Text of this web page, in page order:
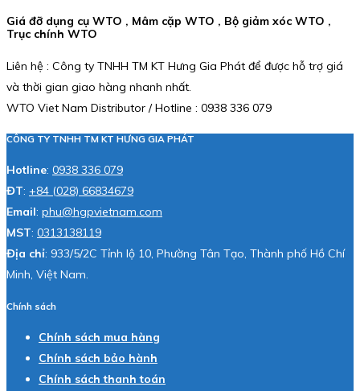
Giá đỡ dụng cụ WTO , Mâm cặp WTO , Bộ giảm xóc WTO ,
Trục chính WTO
Liên hệ : Công ty TNHH TM KT Hưng Gia Phát để được hỗ trợ giá
và thời gian giao hàng nhanh nhất.
WTO Viet Nam Distributor / Hotline : 0938 336 079
CÔNG TY TNHH TM KT HƯNG GIA PHÁT
Hotline: 0938 336 079
ĐT: +84 (028) 66834679
Email: phu@hgpvietnam.com
MST: 0313138119
Địa chỉ: 933/5/2C Tỉnh lộ 10, Phường Tân Tạo, Thành phố Hồ Chí
Minh, Việt Nam.
Chính sách
Chính sách mua hàng
Chính sách bảo hành
Chính sách thanh toán